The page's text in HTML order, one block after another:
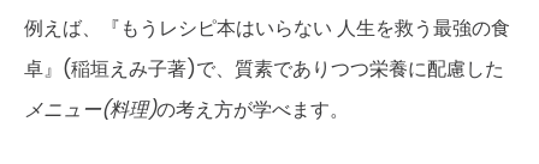
例えば、『もうレシピ本はいらない 人生を救う最強の食
卓』(稲垣えみ子著)で、質素でありつつ栄養に配慮した
メニュー(料理)の考え方が学べます。